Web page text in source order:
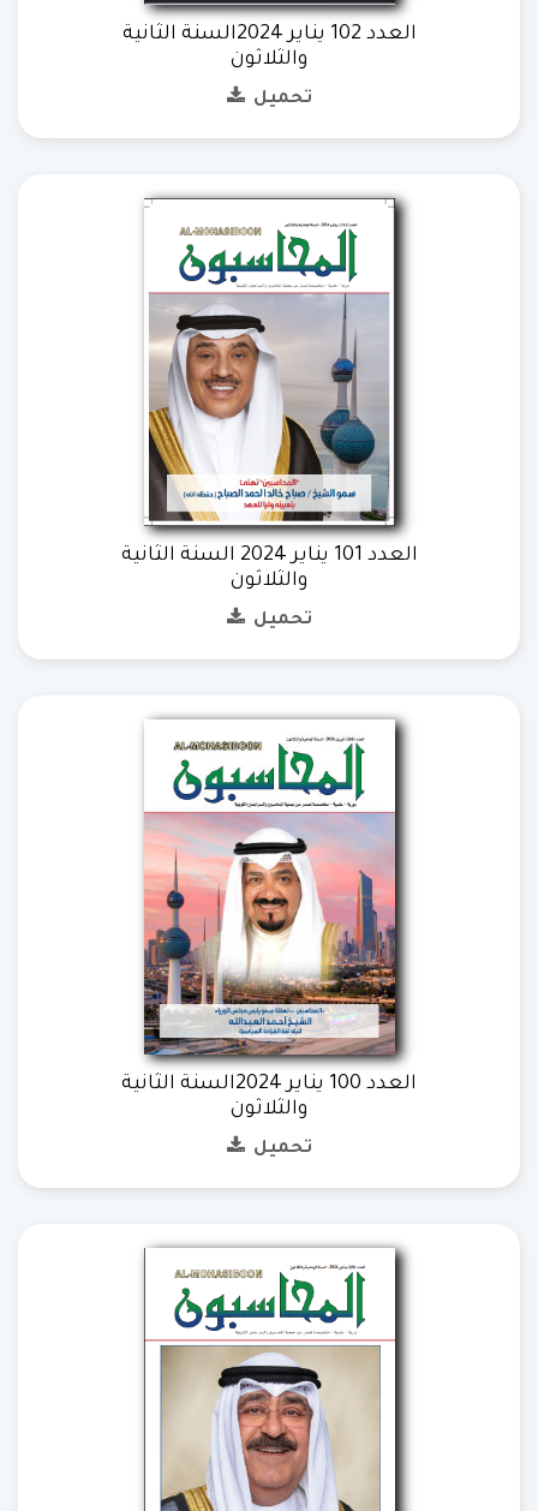
العدد 102 يناير 2024السنة الثانية
والثلاثون
تحميل
العدد 101 يناير 2024 السنة الثانية
والثلاثون
تحميل
العدد 100 يناير 2024السنة الثانية
والثلاثون
تحميل